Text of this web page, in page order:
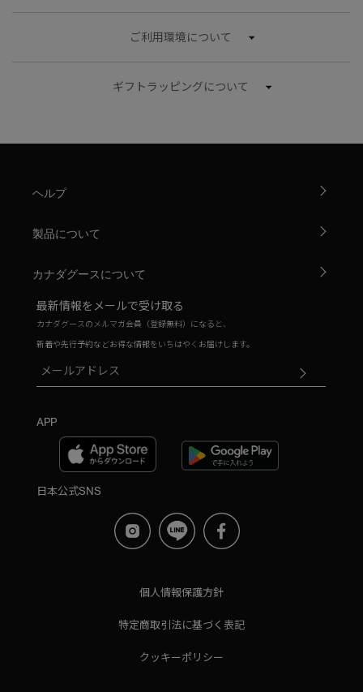
ご利用環境について
ギフトラッピングについて
ヘルプ
製品について
カナダグースについて
最新情報をメールで受け取る
カナダグースのメルマガ会員（登録無料）になると、
新着や先行予約などお得な情報をいちはやくお届けします。
APP
日本公式SNS
個人情報保護方針
特定商取引法に基づく表記
クッキーポリシー